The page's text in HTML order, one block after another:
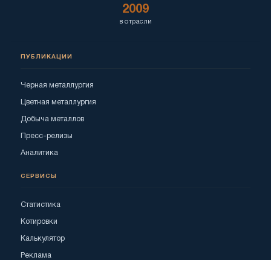
2009
в отрасли
ПУБЛИКАЦИИ
Черная металлургия
Цветная металлургия
Добыча металлов
Пресс-релизы
Аналитика
СЕРВИСЫ
Статистика
Котировки
Калькулятор
Реклама